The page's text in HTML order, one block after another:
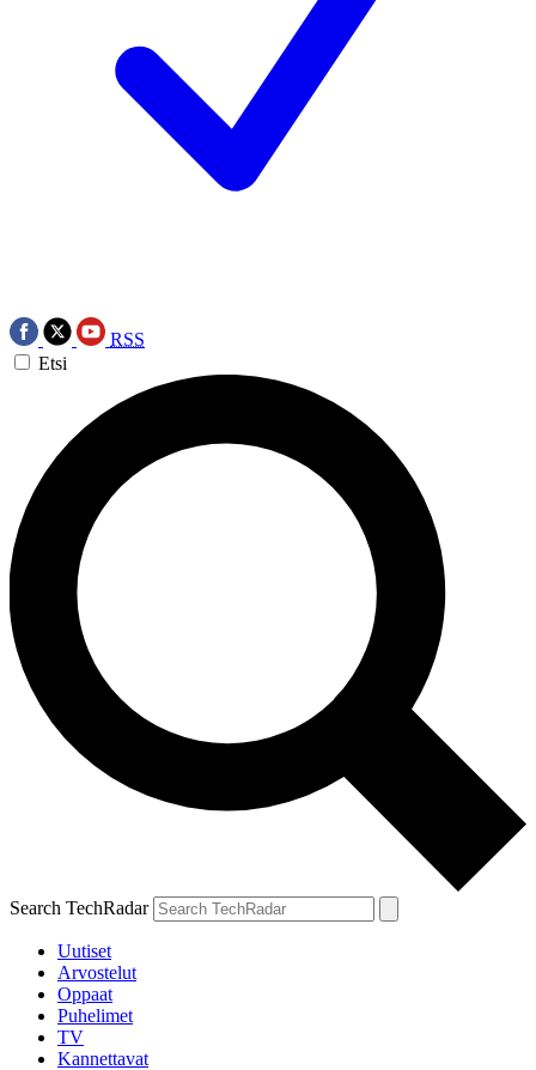
RSS
Etsi
Search TechRadar
Uutiset
Arvostelut
Oppaat
Puhelimet
TV
Kannettavat